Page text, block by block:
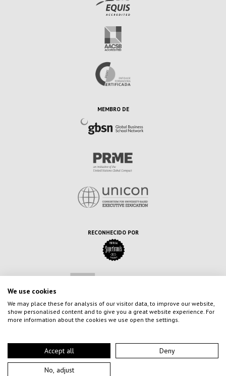
MEMBRO DE
RECONHECIDO POR
We use cookies
We may place these for analysis of our visitor data, to improve our website,
show personalised content and to give you a great website experience. For
more information about the cookies we use open the settings.
Accept all Deny
No, adjust